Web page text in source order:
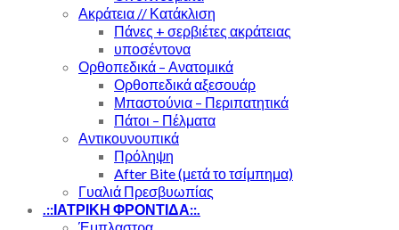
Ακράτεια // Κατάκλιση
Πάνες + σερβιέτες ακράτειας
υποσέντονα
Ορθοπεδικά – Ανατομικά
Ορθοπεδικά αξεσουάρ
Μπαστούνια – Περιπατητικά
Πάτοι – Πέλματα
Αντικουνουπικά
Πρόληψη
After Bite (μετά το τσίμπημα)
Γυαλιά Πρεσβυωπίας
.::ΙΑΤΡΙΚΗ ΦΡΟΝΤΙΔΑ::.